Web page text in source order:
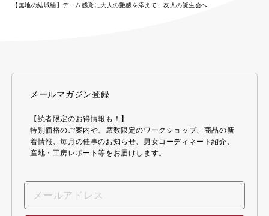
【無地の結城紬】デニム感覚に大人の艶感を添えて、友人の誕生会へ
メールマガジン登録
【読者限定のお得情報も！】
特別価格のご案内や、席数限定のワークショップ、商品の新
着情報、毎月の催事のお知らせ、男女コーディネート紹介、
産地・工房レポート等をお届けします。